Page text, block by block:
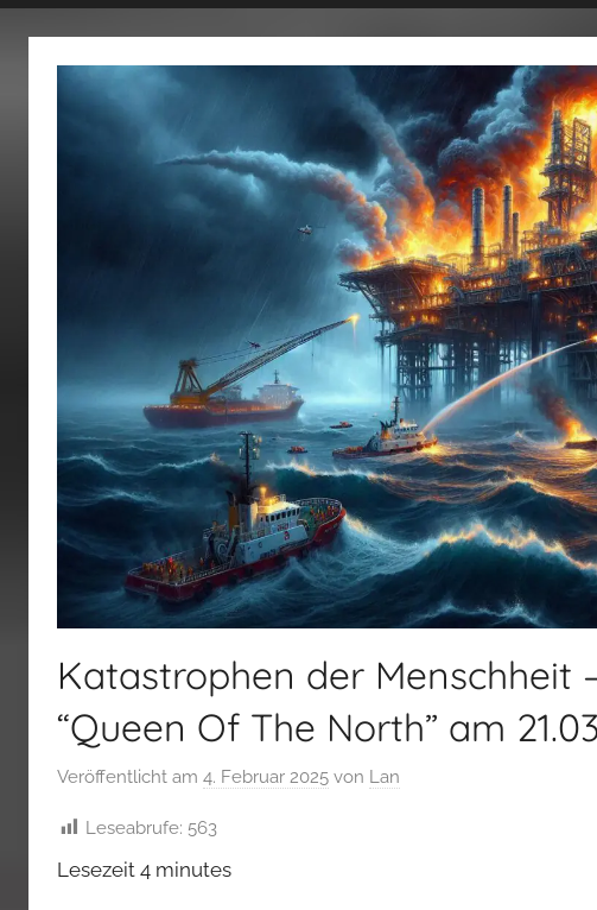
fertig…!
Katastrophen der Menschheit
“Queen Of The North” am
Veröffentlicht am 4. Februar 2025 von Lan
Leseabrufe: 563
Lesezeit 4 minutes